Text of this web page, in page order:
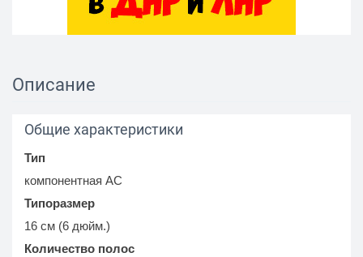
Описание
Общие характеристики
Тип
компонентная АС
Типоразмер
16 см (6 дюйм.)
Количество полос